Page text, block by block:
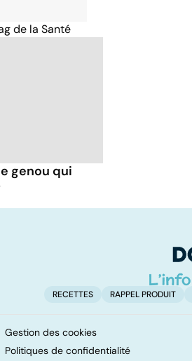
de la Santé
genou qui
RECETTES RAPPEL PRODUIT
Gestion des cookies
Politiques de confidentialité